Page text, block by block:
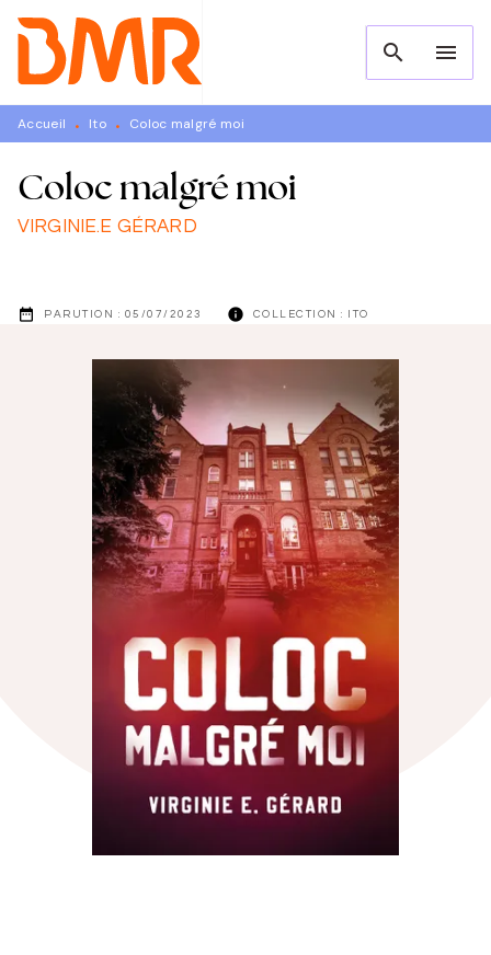
MENU RECHERCHE
PIED DE PAGE
search menu
Accueil • Ito • Coloc malgré moi
Coloc malgré moi
VIRGINIE.E GÉRARD
date_range PARUTION : 05/07/2023 info COLLECTION : ITO